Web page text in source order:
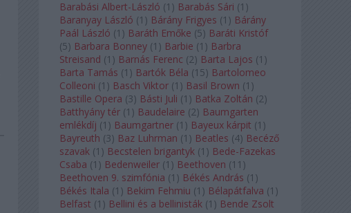
Barabási Albert-László (1 ) Barabás Sári (1 )
Baranyay László (1 ) Bárány Frigyes (1 ) Bárány
Paál László (1 ) Baráth Emőke (5) Baráti Kristóf
(5) Barbara Bonney (1 ) Barbie (1 ) Barbra
Streisand (1 ) Barnás Ferenc (2) Barta Lajos (1 )
Barta Tamás (1 ) Bartók Béla (15) Bartolomeo
Colleoni (1 ) Basch Viktor (1 ) Basil Brown (1 )
Bastille Opera (3) Básti Juli (1 ) Batka Zoltán (2)
Batthyány tér (1 ) Baudelaire (2) Baumgarten
emlékdíj (1 ) Baumgartner (1 ) Bayeux kárpit (1 )
Bayreuth (3) Baz Luhrman (1 ) Beatles (4) Becéző
szavak (1 ) Becstelen brigantyk (1 ) Bede-Fazekas
Csaba (1 ) Bedenweiler (1 ) Beethoven (11 )
Beethoven 9. szimfónia (1 ) Békés András (1 )
Békés Itala (1 ) Bekim Fehmiu (1 ) Bélapátfalva (1 )
Belfast (1 ) Bellini és a bellinisták (1 ) Bende Zsolt